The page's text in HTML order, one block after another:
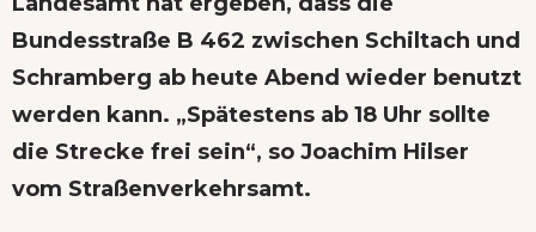
Bundesstraße B 462 zwischen Schiltach und
Schramberg ab heute Abend wieder benutzt
werden kann. „Spätestens ab 18 Uhr sollte
die Strecke frei sein“, so Joachim Hilser
vom Straßenverkehrsamt.